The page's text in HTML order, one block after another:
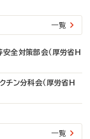
一覧
全対策部会（厚労省H
チン分科会（厚労省H
一覧